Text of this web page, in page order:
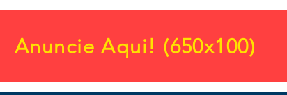
Anuncie Aqui! (650x100)